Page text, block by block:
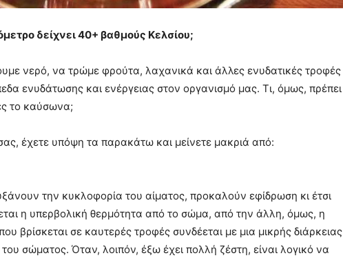
δείχνει 40+ βαθμούς Κελσίου;
νερό, να τρώμε φρούτα, λαχανικά και άλλες ενυδατικές τροφές
ενυδάτωσης και ενέργειας στον οργανισμό μας. Τι, όμως, πρέπει
το καύσωνα;
έχετε υπόψη τα παρακάτω και μείνετε μακριά από:
την κυκλοφορία του αίματος, προκαλούν εφίδρωση κι έτσι
η υπερβολική θερμότητα από το σώμα, από την άλλη, όμως, η
βρίσκεται σε καυτερές τροφές συνδέεται με μια μικρής διάρκειας
σώματος. Όταν, λοιπόν, έξω έχει πολλή ζέστη, είναι λογικό να